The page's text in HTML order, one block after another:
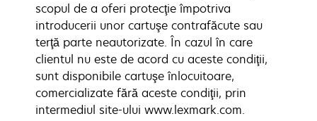
scopul de a oferi protecţie împotriva
introducerii unor cartuşe contrafăcute sau
terţă parte neautorizate. În cazul în care
clientul nu este de acord cu aceste condiţii,
sunt disponibile cartuşe înlocuitoare,
comercializate fără aceste condiţii, prin
intermediul site-ului www.lexmark.com.